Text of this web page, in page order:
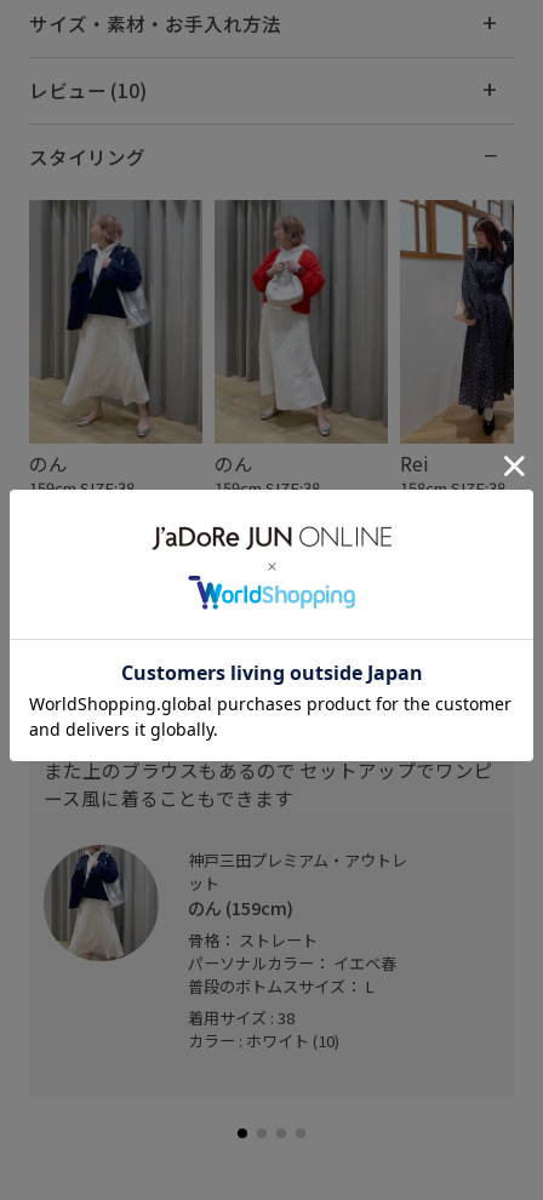
サイズ・素材・お手入れ方法
レビュー (10)
スタイリング
のん
159cm SIZE:38
のん
159cm SIZE:38
Rei
158cm SIZE:38
スタッフレビュー
よ〜く見ると、お花の中にドラえもんが隠れてい
る、とってもキュートなスカートです
お子様とお揃いで着ることができるアイテムです。
また上のブラウスもあるので セットアップでワンピ
ース風に着ることもできます
神戸三田プレミアム・アウトレ
ット
のん (159cm)
骨格： ストレート
パーソナルカラー： イエベ春
普段のボトムスサイズ： L
着用サイズ : 38
カラー : ホワイト (10)